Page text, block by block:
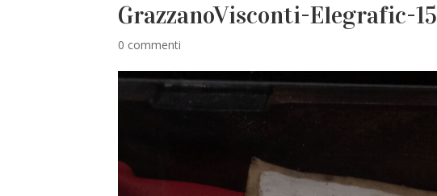
GrazzanoVisconti-Elegrafic-15
0 commenti